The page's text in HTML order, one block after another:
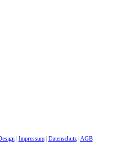
| Impressum| Datenschutz| AGB